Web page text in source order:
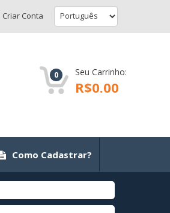
Criar Conta
0 Seu Carrinho:
R$0.00
Como Cadastrar?